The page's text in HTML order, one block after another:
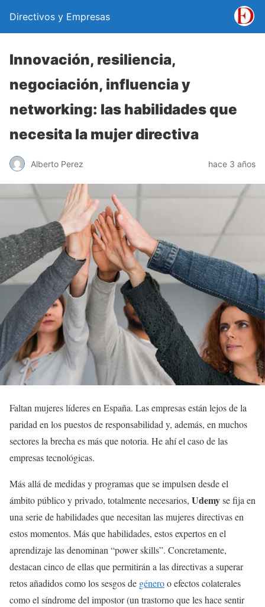
Directivos y Empresas
Innovación, resiliencia,
negociación, influencia y
networking: las habilidades que
necesita la mujer directiva
Alberto Perez hace 3 años
Faltan mujeres líderes en España. Las empresas están lejos de la
paridad en los puestos de responsabilidad y, además, en muchos
sectores la brecha es más que notoria. He ahí el caso de las
empresas tecnológicas.
Más allá de medidas y programas que se impulsen desde el
ámbito público y privado, totalmente necesarios, Udemyse fija en
una serie de habilidades que necesitan las mujeres directivas en
estos momentos. Más que habilidades, estos expertos en el
aprendizaje las denominan “power skills”. Concretamente,
destacan cinco de ellas que permitirán a las directivas a superar
retos añadidos como los sesgos de géneroo efectos colaterales
como el síndrome del impostor (un trastorno que les hace sentir